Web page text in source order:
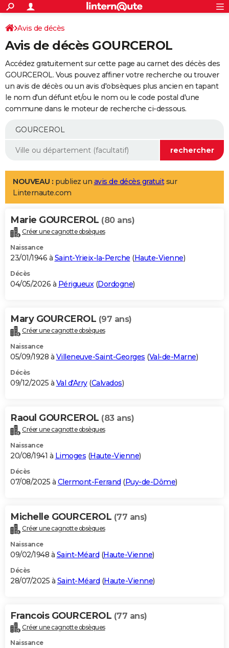
ACTUALITÉS
Politique
Société
Faits Divers
Education
Monde
Villes
+
SPORT
Coupe du monde 2026
Football
Tennis
Cyclisme
Rugby
Forum
Programme TV
TNT
Streaming
Cinéma
Sorties cinéma
Musique
+
FINANCE
Impôts
Immobilier
Risques naturels par ville
Banque
Assurance
Crédit
AUTO
Essais
Réserver un essai
Citadines
Berlines
SUV
Forum auto
+
Mobiles
Meilleur smartphone
Internet
Ordinateurs
Jeux vidéo
Guide high-tech
Aménagement intérieur
LIFESTYLE
Art de vivre
Bien-être
Loisirs
Mode
Modes de vie
Alimentation
Guide de la santé
Maladies
Médicaments
Sommeil
VOYAGE
Destinations
City break
Voyage nature
Voyage de noces
Forum
Climat
+PHOTO
GUIDES D'ACHAT
BONS PLANS
Carte de Noël
Carte Bonne année
Carte Saint-Valentin
Carte Pâques
Carte d'anniversaire
DICTIONNAIRE
Dictionnaire
Biographies
Citations
Expressions
Proverbes
PROGRAMME TV
S'inscrire
Se connecter
Lycées
Collèges
Primaires
Universités
Entreprises
Service militaire
Avis de recherche
AVIS DE DÉCÈS
Bricolage
Lifestyle
Culture
Sport
Auto
Television
Voyage
Cinema
Avis de décès
Avis de décès GOURCEROL
Accédez gratuitement sur cette page au carnet des décès des
GOURCEROL. Vous pouvez affiner votre recherche ou trouver
un avis de décès ou un avis d'obsèques plus ancien en tapant
le nom d'un défunt et/ou le nom ou le code postal d'une
commune dans le moteur de recherche ci-dessous.
NOUVEAU : publiez un avis de décès gratuitsur
Linternaute.com
Marie GOURCEROL (80 ans)
Créer une cagnotte obsèques
Naissance
23/01/1946 à Saint-Yrieix-la-Perche (Haute-Vienne)
Décès
04/05/2026 à Périgueux(Dordogne)
Mary GOURCEROL (97 ans)
Créer une cagnotte obsèques
Naissance
05/09/1928 à Villeneuve-Saint-Georges (Val-de-Marne)
Décès
09/12/2025 à Val d'Arry(Calvados)
Raoul GOURCEROL (83 ans)
Créer une cagnotte obsèques
Naissance
20/08/1941 à Limoges (Haute-Vienne)
Décès
07/08/2025 à Clermont-Ferrand (Puy-de-Dôme)
Michelle GOURCEROL (77 ans)
Créer une cagnotte obsèques
Naissance
09/02/1948 à Saint-Méard (Haute-Vienne)
Décès
28/07/2025 à Saint-Méard (Haute-Vienne)
Francois GOURCEROL (77 ans)
Créer une cagnotte obsèques
Naissance